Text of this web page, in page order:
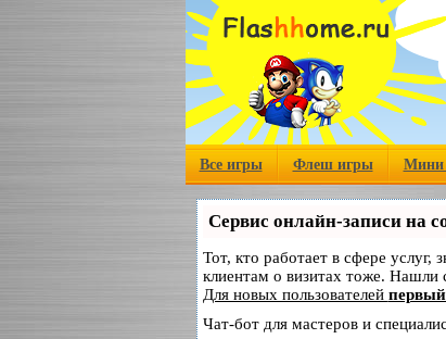
Все игры Флеш игры Мини
Сервис онлайн-записи на
Тот, кто работает в сфере
клиентам о визитах тоже.
Для новых пользователей первый
Чат-бот для мастеров и